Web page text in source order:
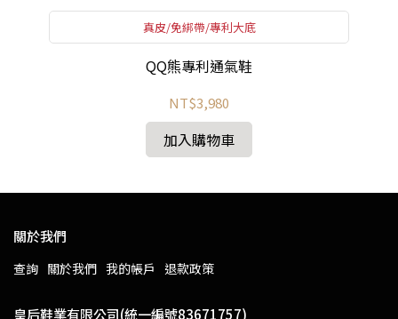
真皮/免綁帶/專利大底
QQ熊專利通氣鞋
NT$3,980
加入購物車
關於我們
查詢 關於我們 我的帳戶 退款政策
皇后鞋業有限公司(統一編號83671757)